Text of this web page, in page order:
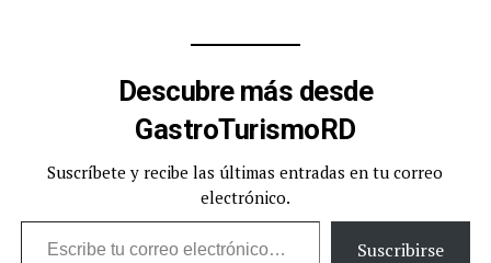
Descubre más desde
GastroTurismoRD
Suscríbete y recibe las últimas entradas en tu correo
electrónico.
Escribe tu correo electrónico…
Suscribirse